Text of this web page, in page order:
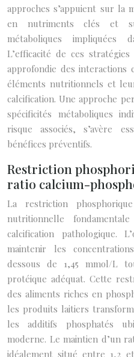
approches s’appuient sur la
en nutriments clés et
métaboliques impliquées
L’efficacité de ces
approfondie des
éléments nutritionnels et
calcification. Une approche
spécificités métaboliques
risque associés, s’avère
bénéfices préventifs.
Restriction
ratio calcium-
La restriction
nutritionnelle
calcification pathologique.
maintenir les
dessous de 1,45 mmol/L
protéique adéquat. Cette
des aliments riches en
les produits laitiers
les additifs phosphatés
moderne. Le maintien d’un
idéalement situé entre 1,2